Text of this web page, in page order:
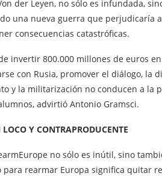
der Leyen, no sólo es infundada,
una nueva guerra que perjudicaría
consecuencias catastróficas.
invertir 800.000 millones de euros
con Rusia, promover el diálogo, la
y la militarización no conducen a la
advirtió Antonio Gramsci.
Y CONTRAPRODUCENTE
no sólo es inútil, sino
rearmar Europa significa quitar